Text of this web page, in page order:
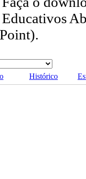
Histórico